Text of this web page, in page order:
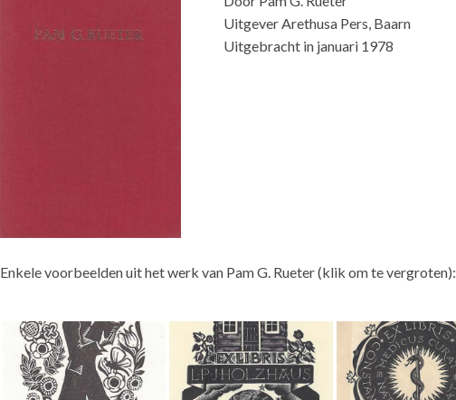
Uitgever Arethusa Pers, Baarn
Uitgebracht in januari 1978
Enkele voorbeelden uit het werk van Pam G. Rueter (klik om te vergroten):